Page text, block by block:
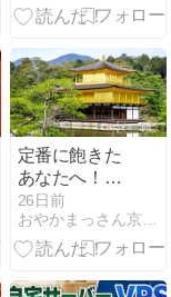
定番に飽きた
あなたへ！京
都リピーター
女子が恋する
隠れ家穴場ス
26日前
おやかまっさん京都〜古都の散歩道〜